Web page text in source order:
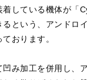
している機体が「
るという、アンドロ
おります。
み加工を併用し、